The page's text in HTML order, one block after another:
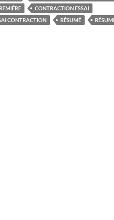
CONTRACTION ESSAI
CONTRACTION RÉSUMÉ